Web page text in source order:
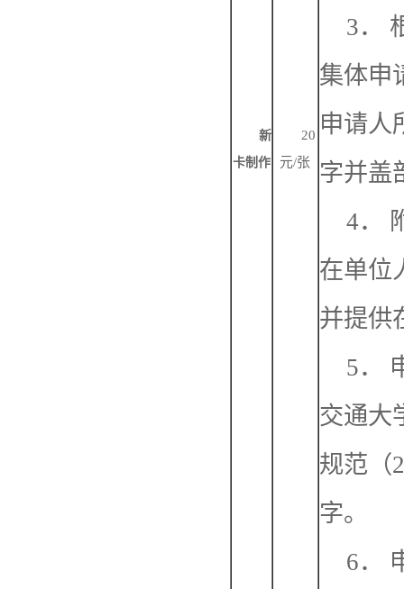
新
卡制作
20
元/张
3．
集体申
申请人
字并盖
4．
在单位
并提供
5．
交通大
规范（
字。
6．